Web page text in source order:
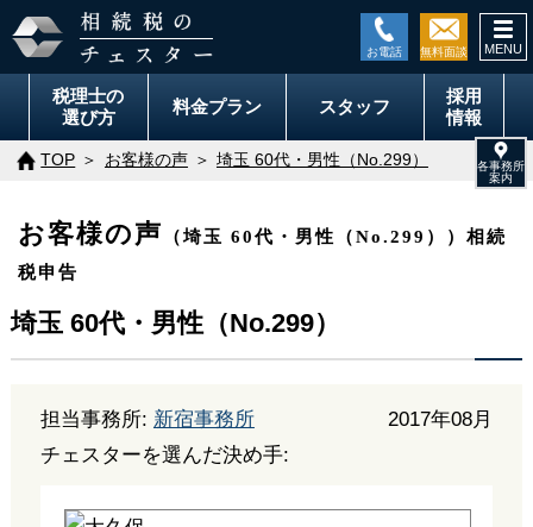
税理士の
選び方
料金プラン スタッフ
採用
情報
TOP お客様の声 埼玉 60代・男性（No.299）
お客様の声
（埼玉 60代・男性（No.299））相続
税申告
埼玉 60代・男性（No.299）
担当事務所: 新宿事務所
2017年08月
チェスターを選んだ決め手: